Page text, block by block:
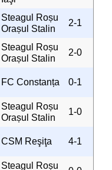
Steagul Roșu
Orașul Stalin
2-1
Steagul Roșu
Orașul Stalin
2-0
FC Constanța 0-1
Steagul Roșu
Orașul Stalin
1-0
CSM Reşiţa 4-1
Steagul Roșu